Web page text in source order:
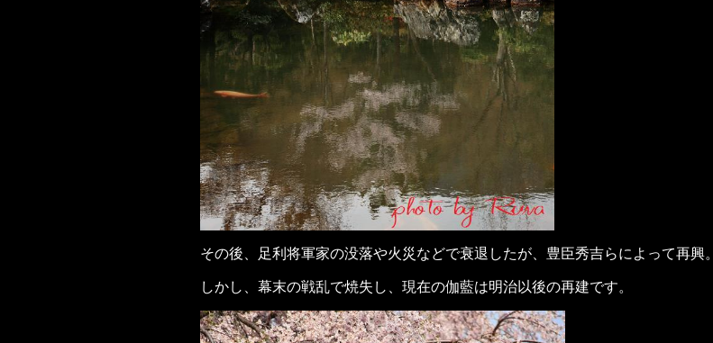
その後、足利将軍家の没落や火災などで衰退したが、豊臣秀吉らによって再興。
しかし、幕末の戦乱で焼失し、現在の伽藍は明治以後の再建です。